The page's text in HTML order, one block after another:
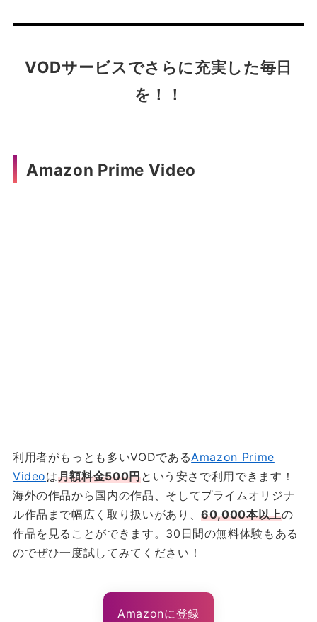
VODサービスでさらに充実した毎日
を！！
Amazon Prime Video
利用者がもっとも多いVODであるAmazon Prime
Videoは月額料金500円という安さで利用できます！
海外の作品から国内の作品、そしてプライムオリジナ
ル作品まで幅広く取り扱いがあり、60,000本以上の
作品を見ることができます。30日間の無料体験もある
のでぜひ一度試してみてください！
Amazonに登録